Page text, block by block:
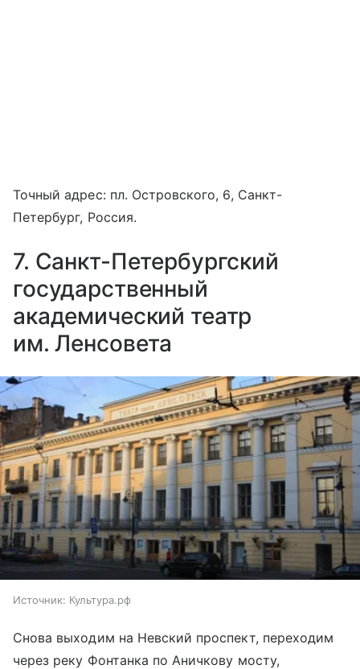
Точный адрес: пл. Островского, 6, Санкт-
Петербург, Россия.
7. Санкт-Петербургский
государственный
академический театр
им. Ленсовета
Источник: Культура.рф
Снова выходим на Невский проспект, переходим
через реку Фонтанка по Аничкову мосту,